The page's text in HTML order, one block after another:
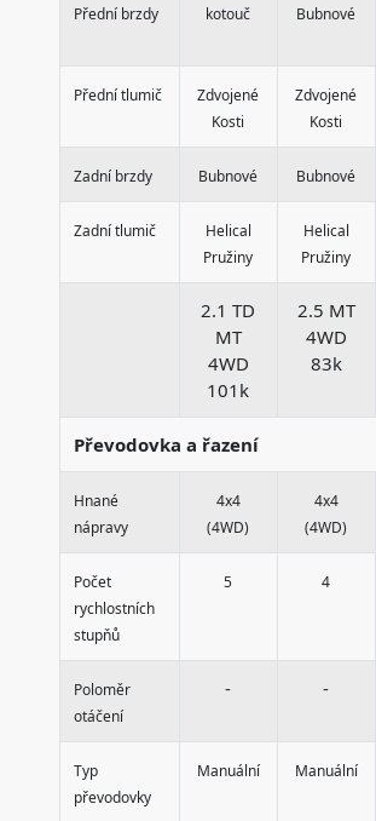
Přední brzdy kotouč Bubnové
Přední tlumič
Zdvojené
Kosti
Zdvojené
Kosti
Zadní brzdy Bubnové Bubnové
Zadní tlumič
Helical
Pružiny
Helical
Pružiny
2.1 TD
MT
4WD
101k
2.5 MT
4WD
83k
Převodovka a řazení
Hnané
nápravy
4x4
(4WD)
4x4
(4WD)
Počet
rychlostních
stupňů
5 4
Poloměr
otáčení
- -
Typ
převodovky
Manuální Manuální